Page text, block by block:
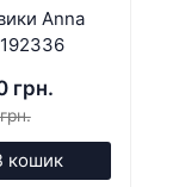
Anna
грн.
кошик